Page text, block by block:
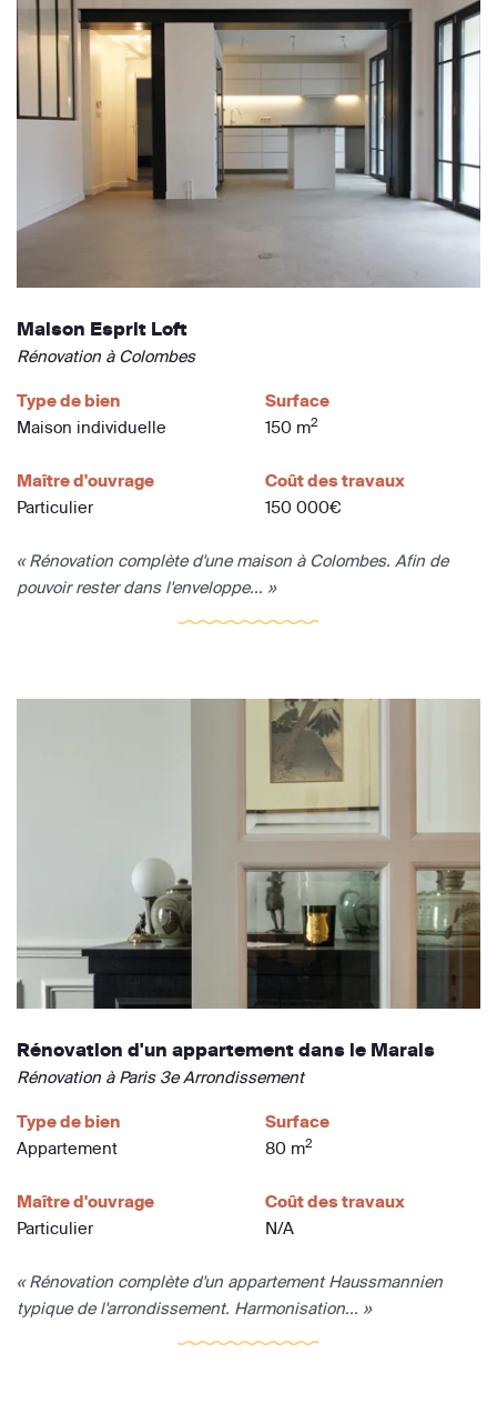
Maison Esprit Loft
Rénovation à Colombes
Type de bien
Maison individuelle
Surface
150 m2
Maître d'ouvrage
Particulier
Coût des travaux
150 000€
« Rénovation complète d'une maison à Colombes. Afin de
pouvoir rester dans l'enveloppe... »
Rénovation d'un appartement dans le Marais
Rénovation à Paris 3e Arrondissement
Type de bien
Appartement
Surface
80 m2
Maître d'ouvrage
Particulier
Coût des travaux
N/A
« Rénovation complète d'un appartement Haussmannien
typique de l'arrondissement. Harmonisation... »